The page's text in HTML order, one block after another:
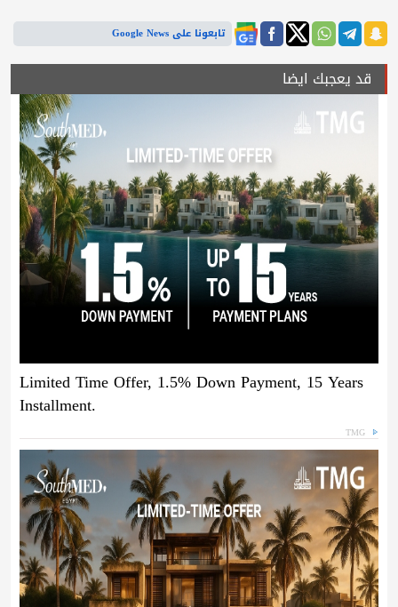
تابعونا على Google News
قد يعجبك ايضا
Limited Time Offer, 1.5% Down Payment, 15 Years
Installment.
TMG